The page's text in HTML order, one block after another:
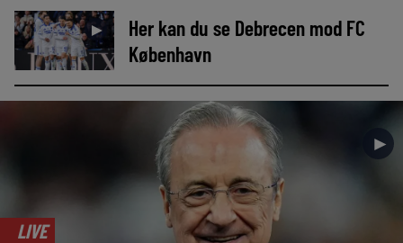
►
Her kan du se Debrecen mod FC
København
►
LIVE